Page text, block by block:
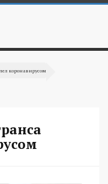
коронавирусом